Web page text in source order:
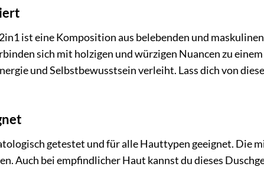
ist eine Komposition aus belebenden und
sich mit holzigen und würzigen Nuancen zu
und Selbstbewusstsein verleiht. Lass dich von
getestet und für alle Hauttypen geeignet. Die
Auch bei empfindlicher Haut kannst du dieses